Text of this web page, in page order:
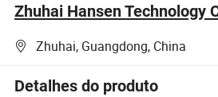
Zhuhai Hansen Technology
Zhuhai, Guangdong, China
Detalhes do produto